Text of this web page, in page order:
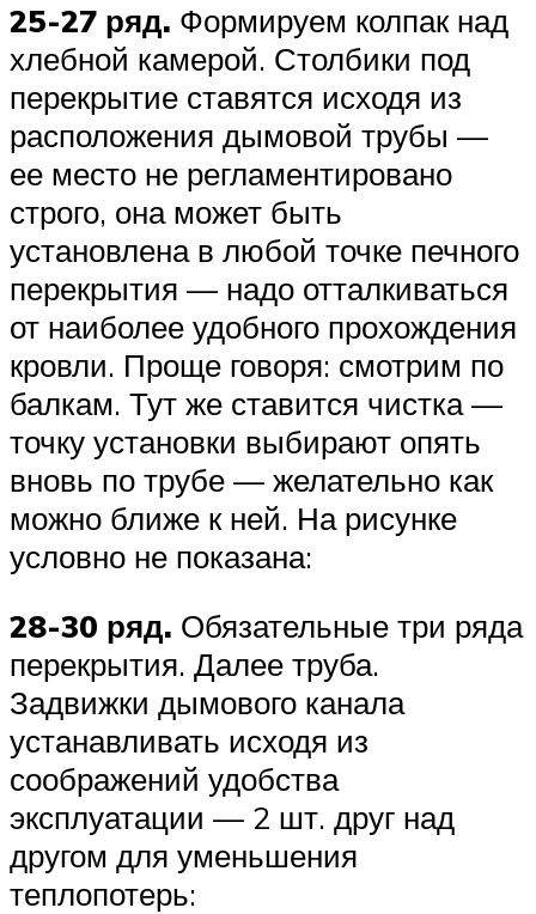
25-27 ряд. Формируем колпак над
хлебной камерой. Столбики под
перекрытие ставятся исходя из
расположения дымовой трубы —
ее место не регламентировано
строго, она может быть
установлена в любой точке печного
перекрытия — надо отталкиваться
от наиболее удобного прохождения
кровли. Проще говоря: смотрим по
балкам. Тут же ставится чистка —
точку установки выбирают опять
вновь по трубе — желательно как
можно ближе к ней. На рисунке
условно не показана:
28-30 ряд. Обязательные три ряда
перекрытия. Далее труба.
Задвижки дымового канала
устанавливать исходя из
соображений удобства
эксплуатации — 2 шт. друг над
другом для уменьшения
теплопотерь: